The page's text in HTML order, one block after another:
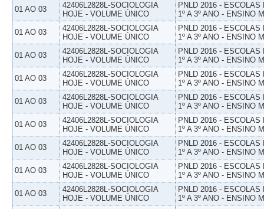
01 AO 03
42406L2828L-SOCIOLOGIA
HOJE - VOLUME ÚNICO
PNLD 2016 -
1º A 3º ANO - ENSINO
01 AO 03
42406L2828L-SOCIOLOGIA
HOJE - VOLUME ÚNICO
PNLD 2016 -
1º A 3º ANO - ENSINO
01 AO 03
42406L2828L-SOCIOLOGIA
HOJE - VOLUME ÚNICO
PNLD 2016 -
1º A 3º ANO - ENSINO
01 AO 03
42406L2828L-SOCIOLOGIA
HOJE - VOLUME ÚNICO
PNLD 2016 -
1º A 3º ANO - ENSINO
01 AO 03
42406L2828L-SOCIOLOGIA
HOJE - VOLUME ÚNICO
PNLD 2016 -
1º A 3º ANO - ENSINO
01 AO 03
42406L2828L-SOCIOLOGIA
HOJE - VOLUME ÚNICO
PNLD 2016 -
1º A 3º ANO - ENSINO
01 AO 03
42406L2828L-SOCIOLOGIA
HOJE - VOLUME ÚNICO
PNLD 2016 -
1º A 3º ANO - ENSINO
01 AO 03
42406L2828L-SOCIOLOGIA
HOJE - VOLUME ÚNICO
PNLD 2016 -
1º A 3º ANO - ENSINO
01 AO 03
42406L2828L-SOCIOLOGIA
HOJE - VOLUME ÚNICO
PNLD 2016 -
1º A 3º ANO - ENSINO